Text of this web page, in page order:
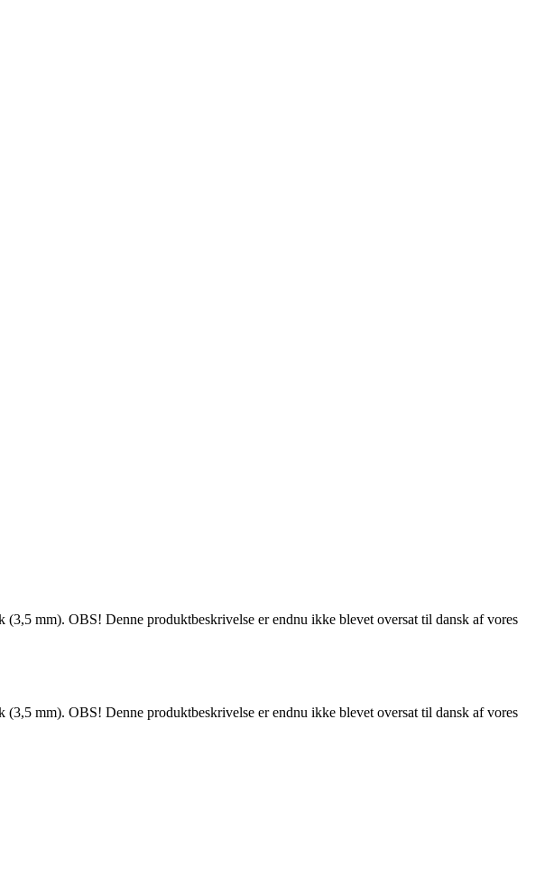
mm). OBS! Denne produktbeskrivelse er endnu ikke blevet oversat til dansk af vores
mm). OBS! Denne produktbeskrivelse er endnu ikke blevet oversat til dansk af vores